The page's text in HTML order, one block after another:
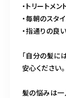
・トリートメ
・毎朝のスタ
・指通りの良
「自分の髪に
安心ください。
髪の悩みは一